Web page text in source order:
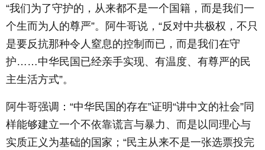
“我们为了守护的，从来都不是一个国籍，而是我们一
个生而为人的尊严”。阿牛哥说，“反对中共极权，不只
是要反抗那种令人窒息的控制而已，而是我们在守
护……中华民国已经亲手实现、有温度、有尊严的民
主生活方式”。
阿牛哥强调：“中华民国的存在”证明“讲中文的社会”同
样能够建立一个不依靠谎言与暴力、而是以同理心与
实质正义为基础的国家；“民主从来不是一张选票投完